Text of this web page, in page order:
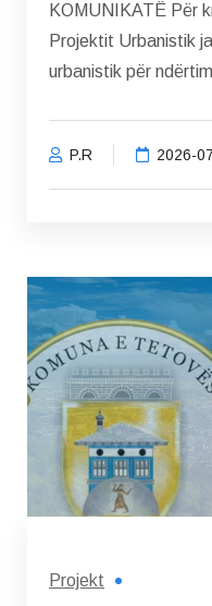
KOMUNIKATË Për
Projektit Urbanistik
urbanistik për
P.R 2026-
Projekt